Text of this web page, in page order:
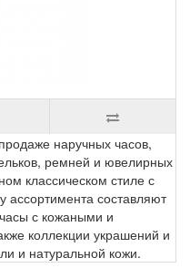
наручных часов,
ремней и ювелирных
классическом стиле с
составляют
с кожаными и
коллекции украшений и
и натуральной кожи.